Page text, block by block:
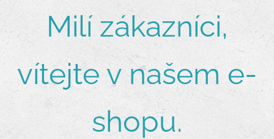
Milí zákazníci,
vítejte v našem e-
shopu.